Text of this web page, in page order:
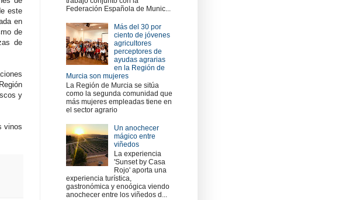
este
en
de
de
y
vinos
Federación Española de Munic...
Más del 30 por
ciento de jóvenes
agricultores
perceptores de
ayudas agrarias
en la Región de
Murcia son mujeres
La Región de Murcia se sitúa
como la segunda comunidad que
más mujeres empleadas tiene en
el sector agrario
Un anochecer
mágico entre
viñedos
La experiencia
'Sunset by Casa
Rojo' aporta una
experiencia turística,
gastronómica y enoógica viendo
anochecer entre los viñedos d...